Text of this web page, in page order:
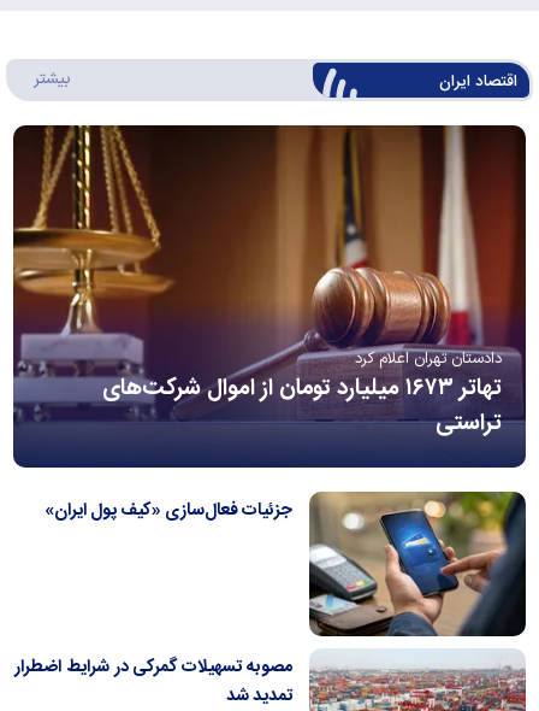
اقتصاد ایران بیشتر
دادستان تهران اعلام کرد
تهاتر ۱۶۷۳ میلیارد تومان از اموال شرکت‌های
تراستی
جزئیات فعال‌سازی «کیف پول ایران»
مصوبه تسهیلات گمرکی در شرایط اضطرار
تمدید شد